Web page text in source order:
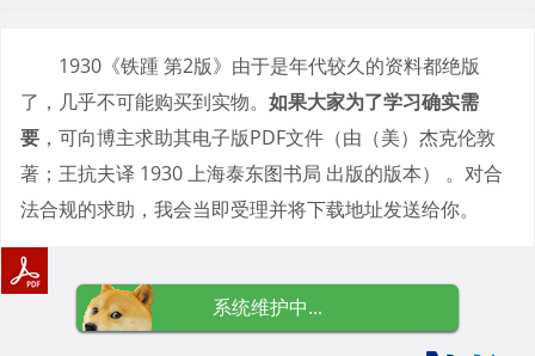
1930《铁踵 第2版》由于是年代较久的资料都绝版
了，几乎不可能购买到实物。 如果大家为了学习确实需
要 ，可向博主求助其电子版PDF文件（由（美）杰克伦敦
著；王抗夫译 1930 上海泰东图书局 出版的版本） 。对合
法合规的求助，我会当即受理并将下载地址发送给你。
系统维护中...